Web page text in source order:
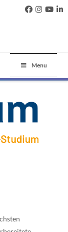
Menu